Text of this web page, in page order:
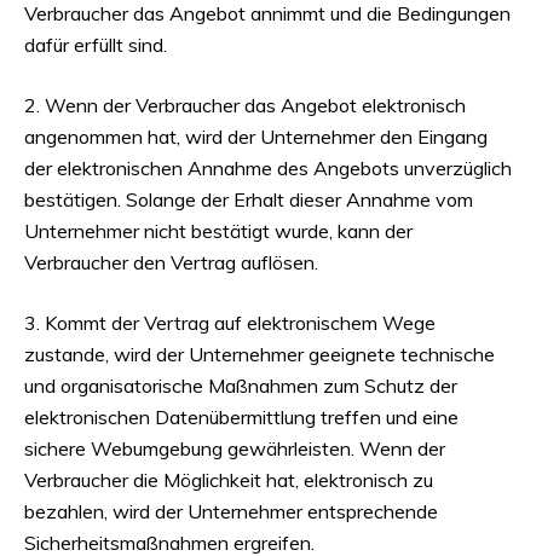
Verbraucher das Angebot annimmt und die Bedingungen
dafür erfüllt sind.
2. Wenn der Verbraucher das Angebot elektronisch
angenommen hat, wird der Unternehmer den Eingang
der elektronischen Annahme des Angebots unverzüglich
bestätigen. Solange der Erhalt dieser Annahme vom
Unternehmer nicht bestätigt wurde, kann der
Verbraucher den Vertrag auflösen.
3. Kommt der Vertrag auf elektronischem Wege
zustande, wird der Unternehmer geeignete technische
und organisatorische Maßnahmen zum Schutz der
elektronischen Datenübermittlung treffen und eine
sichere Webumgebung gewährleisten. Wenn der
Verbraucher die Möglichkeit hat, elektronisch zu
bezahlen, wird der Unternehmer entsprechende
Sicherheitsmaßnahmen ergreifen.